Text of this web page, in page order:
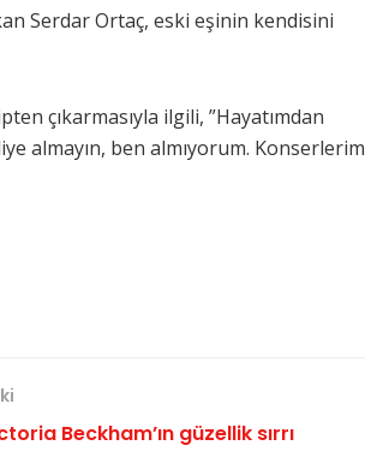
Serdar Ortaç, eski eşinin kendisini
çıkarmasıyla ilgili, ”Hayatımdan
almayın, ben almıyorum. Konserlerim
Beckham’ın güzellik sırrı